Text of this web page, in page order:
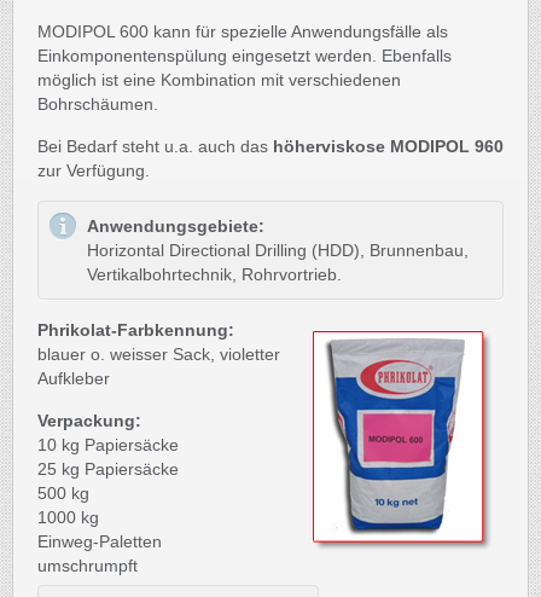
MODIPOL 600 kann für spezielle Anwendungsfälle als
Einkomponentenspülung eingesetzt werden. Ebenfalls
möglich ist eine Kombination mit verschiedenen
Bohrschäumen.
Bei Bedarf steht u.a. auch das höherviskose MODIPOL 960
zur Verfügung.
Anwendungsgebiete:
Horizontal Directional Drilling (HDD), Brunnenbau,
Vertikalbohrtechnik, Rohrvortrieb.
Phrikolat-Farbkennung:
blauer o. weisser Sack, violetter
Aufkleber
Verpackung:
10 kg Papiersäcke
25 kg Papiersäcke
500 kg
1000 kg
Einweg-Paletten
umschrumpft